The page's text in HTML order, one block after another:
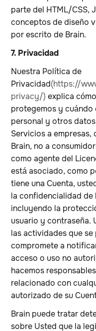
parte del HTML/CSS,
conceptos de diseño
por escrito de Brain.
7. Privacidad
Nuestra Política de
Privacidad(https://
privacy/) explica
protegemos y
personal y otros
Servicios a
Brain, no a
como agente del
está asociado, como
tiene una Cuenta,
la confidencialidad de
incluyendo la
usuario y contraseña.
las actividades que
compromete a
acceso o uso no
hacemos
relacionado con
autorizado de su
Brain puede tratar
sobre Usted que la